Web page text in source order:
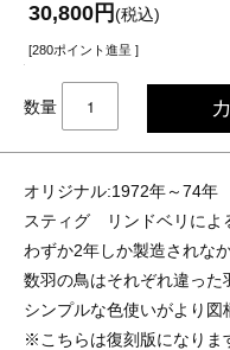
30,800円(税込)
[280ポイント進呈 ]
数量
オリジナル:1972年～74年
スティグ リンドベリによ
わずか2年しか製造されな
数羽の鳥はそれぞれ違っ
シンプルな色使いがより図
※こちらは復刻版になりま